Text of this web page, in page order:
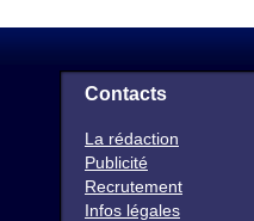
Contacts
La rédaction
Publicité
Recrutement
Infos légales